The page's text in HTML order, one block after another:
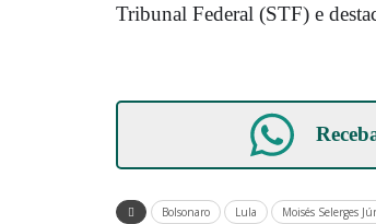
Tribunal Federal (STF) e
Bolsonaro Lula Moisés Selerges